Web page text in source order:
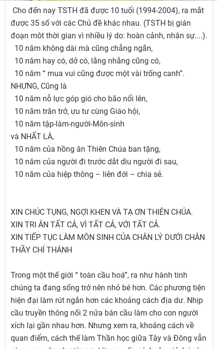
Cho đến nay TSTH đã được 10 tuổi (1994-2004), ra mắt
được 35 số với các Chủ đề khác nhau. (TSTH bị gián
đoạn môt thời gian vì nhiều lý do: hoàn cảnh, nhân sự....).
10 năm không dài mà cũng chẳng ngắn,
10 năm hay có, dở có, lằng nhằng cũng có,
10 năm “ mua vui cũng được một vài trống canh”.
NHƯNG, Cũng là
10 năm nỗ lực góp gió cho bão nổi lên,
10 năm trăn trở, ưu tư cùng Giáo hội,
10 năm tập-làm-người-Môn-sinh
và NHẤT LÀ,
10 năm của hồng ân Thiên Chúa ban tặng,
10 năm của người đi trước dắt dìu người đi sau,
10 năm của hiệp thông – liên đới – chia sẻ.
XIN CHÚC TỤNG, NGỢI KHEN VÀ TẠ ƠN THIÊN CHÚA.
XIN TRI ÂN TẤT CẢ, VÌ TẤT CẢ, VỚI TẤT CẢ.
XIN TIẾP TỤC LÀM MÔN SINH CỦA CHÂN LÝ DƯỚI CHÂN
THẦY CHÍ THÁNH
Trong một thế giới “ toàn cầu hoá”, ra như hành tinh
chúng ta đang sống trở nên nhỏ bé hơn. Các phương tiện
hiện đại làm rút ngắn hơn các khoảng cách địa dư. Nhịp
cầu truyền thông nối 2 nửa bán cầu làm cho con người
xích lại gần nhau hơn. Nhưng xem ra, khoảng cách về
quan điểm, cách thế làm Thần học giữa Tây và Đông vẫn